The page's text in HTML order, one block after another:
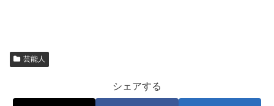
芸能人
シェアする